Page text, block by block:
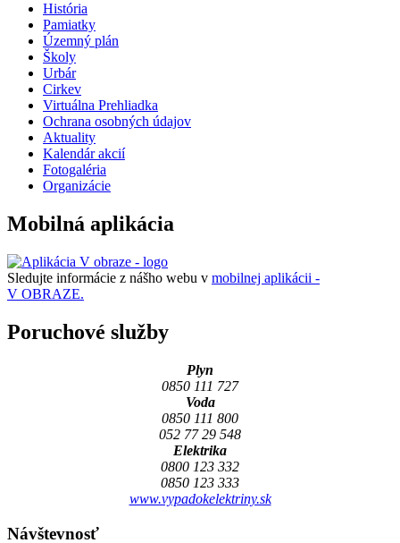
História
Pamiatky
Územný plán
Školy
Urbár
Cirkev
Virtuálna Prehliadka
Ochrana osobných údajov
Aktuality
Kalendár akcií
Fotogaléria
Organizácie
Mobilná aplikácia
Sledujte informácie z nášho webu v mobilnej aplikácii -
V OBRAZE.
Poruchové služby
Plyn
0850 111 727
Voda
0850 111 800
052 77 29 548
Elektrika
0800 123 332
0850 123 333
www.vypadokelektriny.sk
Návštevnosť